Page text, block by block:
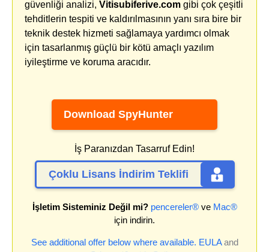
güvenliği analizi, Vitisubiferive.com gibi çok çeşitli
tehditlerin tespiti ve kaldırılmasının yanı sıra bire bir
teknik destek hizmeti sağlamaya yardımcı olmak
için tasarlanmış güçlü bir kötü amaçlı yazılım
iyileştirme ve koruma aracıdır.
Download SpyHunter
İş Paranızdan Tasarruf Edin!
Çoklu Lisans İndirim Teklifi
İşletim Sisteminiz Değil mi? pencereler®ve Mac®
için indirin.
See additional offer below where available. EULAand